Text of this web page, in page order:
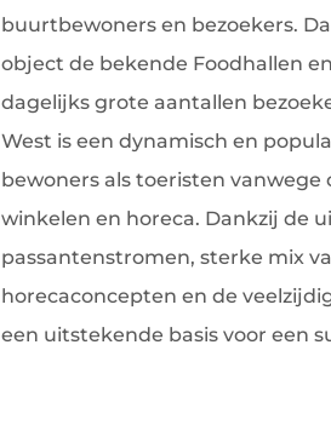
buurtbewoners en bezoekers.
object de bekende Foodhallen
dagelijks grote aantallen
West is een dynamisch en
bewoners als toeristen
winkelen en horeca. Dankzij de
passantenstromen, sterke mix
horecaconcepten en de
een uitstekende basis voor een